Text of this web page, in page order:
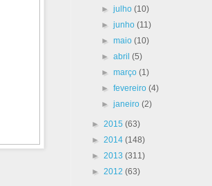
►julho(10)
►junho(11)
►maio(10)
►abril(5)
►março(1)
►fevereiro(4)
►janeiro(2)
► 2015 (63)
► 2014 (148)
► 2013 (311)
► 2012 (63)